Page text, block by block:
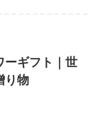
ーギフト｜世
り物